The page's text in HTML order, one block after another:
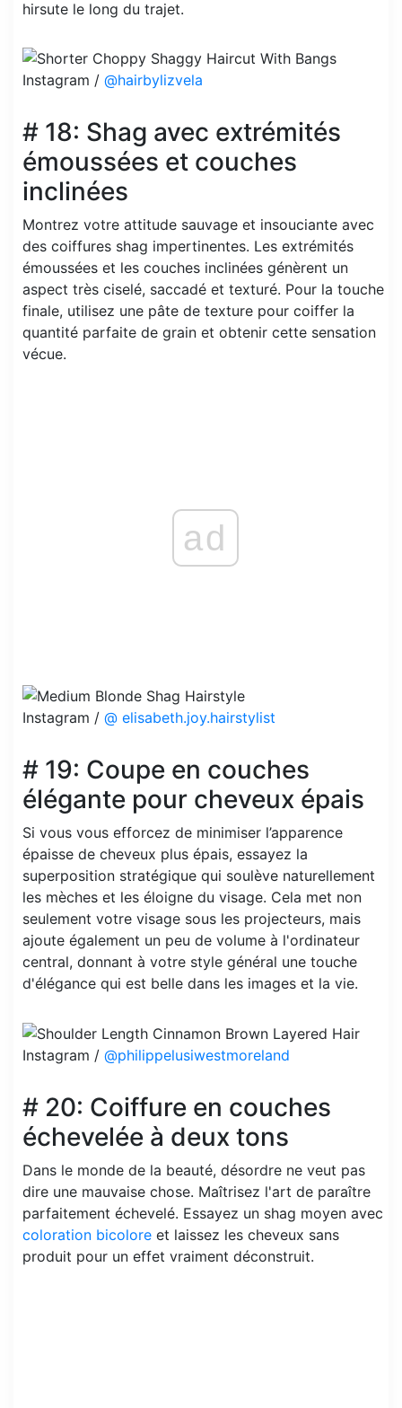
hirsute le long du trajet.
Instagram / @hairbylizvela
# 18: Shag avec extrémités
émoussées et couches
inclinées
Montrez votre attitude sauvage et insouciante avec
des coiffures shag impertinentes. Les extrémités
émoussées et les couches inclinées génèrent un
aspect très ciselé, saccadé et texturé. Pour la touche
finale, utilisez une pâte de texture pour coiffer la
quantité parfaite de grain et obtenir cette sensation
vécue.
ad
Instagram / @ elisabeth.joy.hairstylist
# 19: Coupe en couches
élégante pour cheveux épais
Si vous vous efforcez de minimiser l’apparence
épaisse de cheveux plus épais, essayez la
superposition stratégique qui soulève naturellement
les mèches et les éloigne du visage. Cela met non
seulement votre visage sous les projecteurs, mais
ajoute également un peu de volume à l'ordinateur
central, donnant à votre style général une touche
d'élégance qui est belle dans les images et la vie.
Instagram / @philippelusiwestmoreland
# 20: Coiffure en couches
échevelée à deux tons
Dans le monde de la beauté, désordre ne veut pas
dire une mauvaise chose. Maîtrisez l'art de paraître
parfaitement échevelé. Essayez un shag moyen avec
coloration bicolore et laissez les cheveux sans
produit pour un effet vraiment déconstruit.